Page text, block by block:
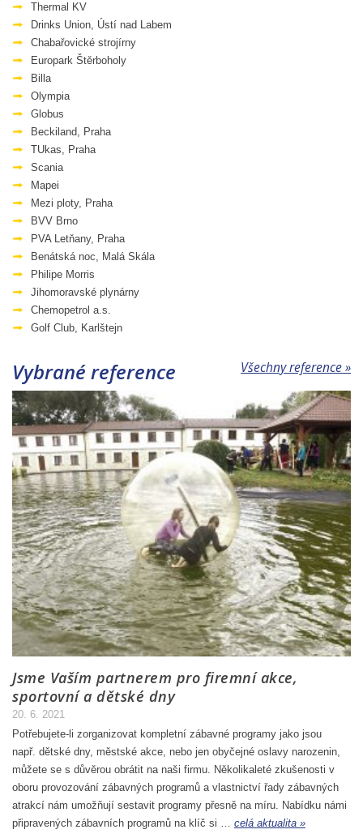
Thermal KV
Drinks Union, Ústí nad Labem
Chabařovické strojírny
Europark Štěrboholy
Billa
Olympia
Globus
Beckiland, Praha
TUkas, Praha
Scania
Mapei
Mezi ploty, Praha
BVV Brno
PVA Letňany, Praha
Benátská noc, Malá Skála
Philipe Morris
Jihomoravské plynárny
Chemopetrol a.s.
Golf Club, Karlštejn
Vybrané reference Všechny reference »
Jsme Vaším partnerem pro firemní akce,
sportovní a dětské dny
20. 6. 2021
Potřebujete-li zorganizovat kompletní zábavné programy jako jsou
např. dětské dny, městské akce, nebo jen obyčejné oslavy narozenin,
můžete se s důvěrou obrátit na naši firmu. Několikaleté zkušenosti v
oboru provozování zábavných programů a vlastnictví řady zábavných
atrakcí nám umožňují sestavit programy přesně na míru. Nabídku námi
připravených zábavních programů na klíč si … celá aktualita »